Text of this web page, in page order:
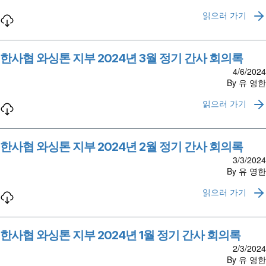
읽으러 가기
한사협 와싱톤 지부 2024년 3월 정기 간사 회의록
4/6/2024
By 유 영한
읽으러 가기
한사협 와싱톤 지부 2024년 2월 정기 간사 회의록
3/3/2024
By 유 영한
읽으러 가기
한사협 와싱톤 지부 2024년 1월 정기 간사 회의록
2/3/2024
By 유 영한